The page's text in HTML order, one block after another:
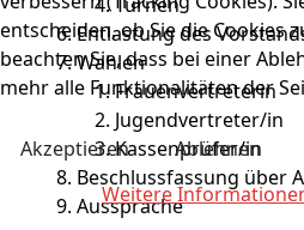
Entlastung des
Wahlen
Frauenvertreterin
Jugendvertreter/in
Kassenprüfer/in
Beschlussfassung über
Aussprache
entscheiden, ob Sie die Cookies
beachten Sie, dass bei einer
mehr alle Funktionalitäten der
Akzeptieren
Ablehnen
Weitere